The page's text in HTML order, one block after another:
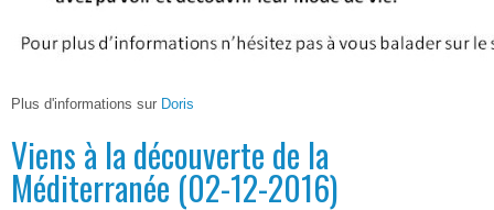
Plus d'informations sur Doris
Viens à la découverte de la
Méditerranée (02-12-2016)